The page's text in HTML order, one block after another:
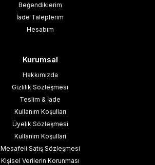
Beğendiklerim
İade Taleplerim
Hesabım
Kurumsal
Hakkımızda
Gizlilik Sözleşmesi
Teslim & İade
Kullanım Koşulları
Üyelik Sözleşmesi
Kullanım Koşulları
Mesafeli Satış Sözleşmesi
Kişisel Verilerin Korunması